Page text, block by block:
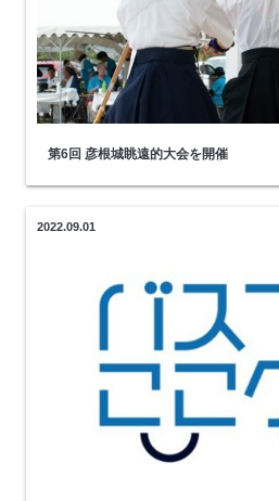
第6回 彦根城眺遠的大会を開催
2022.09.01